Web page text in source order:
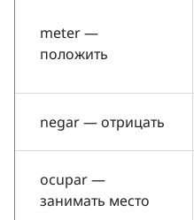
meter —
положить
negar — отрицать
ocupar —
занимать место